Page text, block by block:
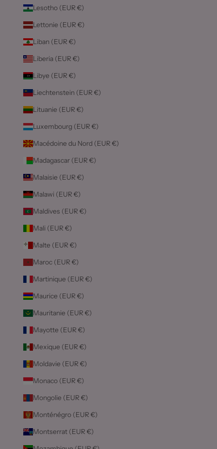
Lesotho (EUR €)
Lettonie (EUR €)
Liban (EUR €)
Liberia (EUR €)
Libye (EUR €)
Liechtenstein (EUR €)
Lituanie (EUR €)
Luxembourg (EUR €)
Macédoine du Nord (EUR €)
Madagascar (EUR €)
Malaisie (EUR €)
Malawi (EUR €)
Maldives (EUR €)
Mali (EUR €)
Malte (EUR €)
Maroc (EUR €)
Martinique (EUR €)
Maurice (EUR €)
Mauritanie (EUR €)
Mayotte (EUR €)
Mexique (EUR €)
Moldavie (EUR €)
Monaco (EUR €)
Mongolie (EUR €)
Monténégro (EUR €)
Montserrat (EUR €)